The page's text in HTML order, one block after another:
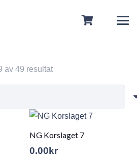
av 49 resultat
NG Korslaget 7
0.00 kr